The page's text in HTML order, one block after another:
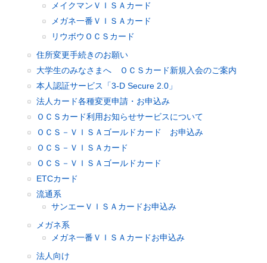
メイクマンＶＩＳＡカード
メガネ一番ＶＩＳＡカード
リウボウＯＣＳカード
住所変更手続きのお願い
大学生のみなさまへ ＯＣＳカード新規入会のご案内
本人認証サービス「3-D Secure 2.0」
法人カード各種変更申請・お申込み
ＯＣＳカード利用お知らせサービスについて
ＯＣＳ－ＶＩＳＡゴールドカード お申込み
ＯＣＳ－ＶＩＳＡカード
ＯＣＳ－ＶＩＳＡゴールドカード
ETCカード
流通系
サンエーＶＩＳＡカードお申込み
メガネ系
メガネ一番ＶＩＳＡカードお申込み
法人向け